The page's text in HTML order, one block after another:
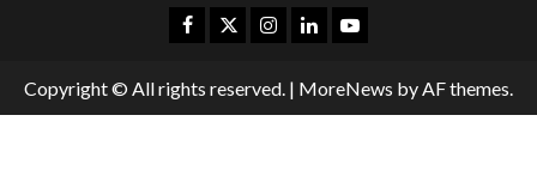
Copyright © All rights reserved. | MoreNews by AF themes.